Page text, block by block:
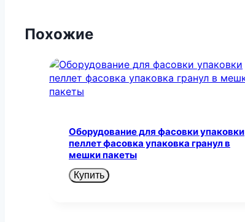
Похожие
Оборудование для фасовки упаковки
пеллет фасовка упаковка гранул в
мешки пакеты
Купить